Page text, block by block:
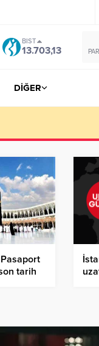
BIST
13.703,13
DİĞER
tarih